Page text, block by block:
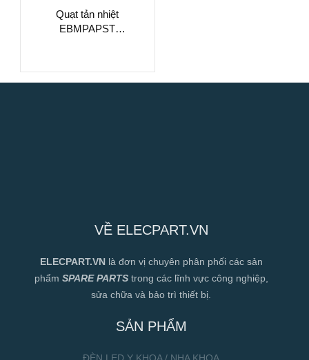
Quạt tản nhiệt
EBMPAPST
VỀ ELECPART.VN
ELECPART.VN là đơn vị chuyên phân phối các sản
phẩm SPARE PARTStrong các lĩnh vực công nghiệp,
sửa chữa và bảo trì thiết bị.
SẢN PHẨM
ĐÈN LED Y KHOA / NHA KHOA